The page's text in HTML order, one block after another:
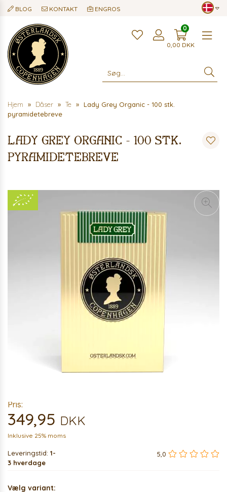
BLOG KONTAKT ENGROS
0,00 DKK
0
Hjem Dåser Te
Lady Grey Organic - 100 stk.
pyramidetebreve
Lady Grey Organic - 100 stk.
pyramidetebreve
Pris:
349,95 DKK
Inklusive 25% moms
Leveringstid: 1-
3 hverdage
5,0
Vælg variant: